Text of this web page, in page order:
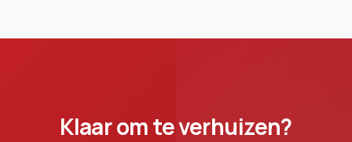
Klaar om te verhuizen?